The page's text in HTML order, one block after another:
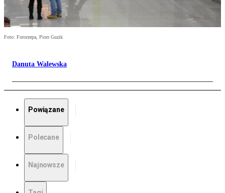
Foto: Fotorzepa, Piotr Guzik
Danuta Walewska
Powiązane
Polecane
Najnowsze